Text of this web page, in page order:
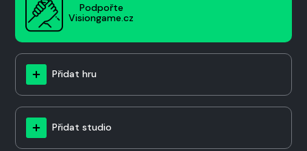
Podpořte
Visiongame.cz
Přidat hru
Přidat studio